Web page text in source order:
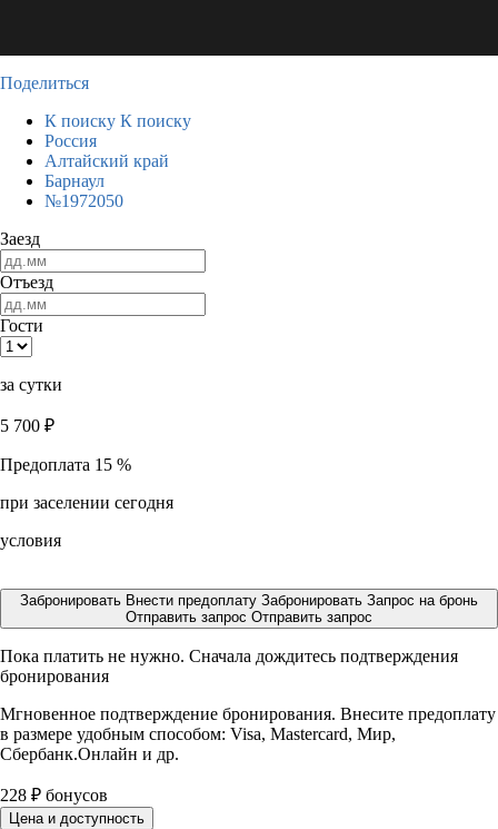
Поделиться
К поиску К поиску
Россия
Алтайский край
Барнаул
№1972050
Заезд
Отъезд
Гости
за сутки
5 700 ₽
Предоплата 15 %
при заселении сегодня
условия
Забронировать Внести предоплату Забронировать Запрос на бронь
Отправить запрос Отправить запрос
Пока платить не нужно. Сначала дождитесь подтверждения
бронирования
Мгновенное подтверждение бронирования. Внесите предоплату
в размере удобным способом: Visa, Mastercard, Мир,
Сбербанк.Онлайн и др.
228 ₽ бонусов
Цена и доступность